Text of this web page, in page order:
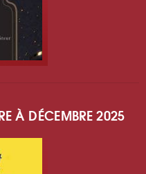
À DÉCEMBRE 2025